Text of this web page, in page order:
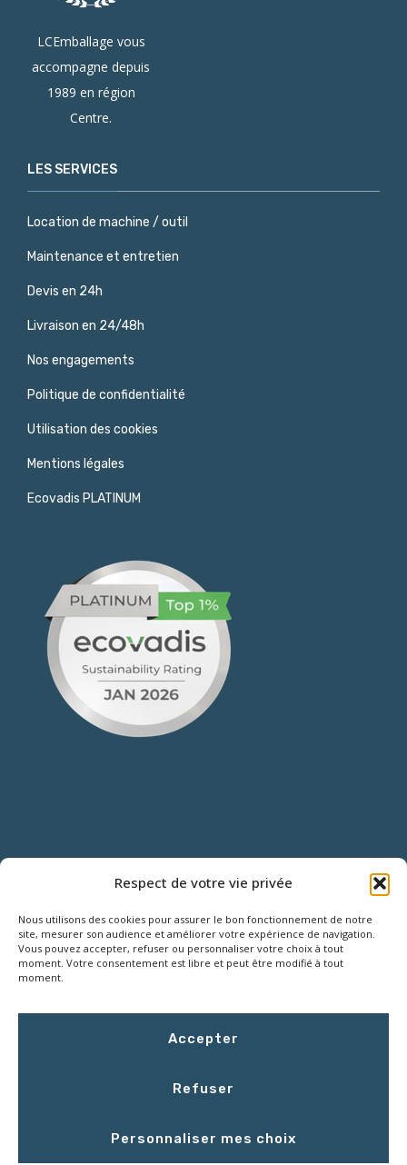
Respect de votre vie privée
Nous utilisons des cookies pour assurer le bon fonctionnement de notre
site, mesurer son audience et améliorer votre expérience de navigation.
Vous pouvez accepter, refuser ou personnaliser votre choix à tout
moment. Votre consentement est libre et peut être modifié à tout
moment.
Accepter
Refuser
Personnaliser mes choix
LCEmballage vous
accompagne depuis
1989 en région
Centre.
LES SERVICES
Location de machine / outil
Maintenance et entretien
Devis en 24h
Livraison en 24/48h
Nos engagements
Politique de confidentialité
Utilisation des cookies
Mentions légales
Ecovadis PLATINUM
18 Rue Roger SALENGRO,
Z.I. des Grouëts, 41100 SAINT-OUEN
Le vendredi : 8h00 - 16h30